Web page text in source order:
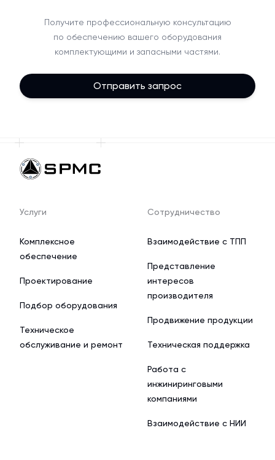
Получите профессиональную консультацию
по обеспечению вашего оборудования
комплектующими и запасными частями.
Отправить запрос
Услуги
Комплексное
обеспечение
Проектирование
Подбор оборудования
Техническое
обслуживание и ремонт
Сотрудничество
Взаимодействие с ТПП
Представление
интересов
производителя
Продвижение продукции
Техническая поддержка
Работа с
инжиниринговыми
компаниями
Взаимодействие с НИИ